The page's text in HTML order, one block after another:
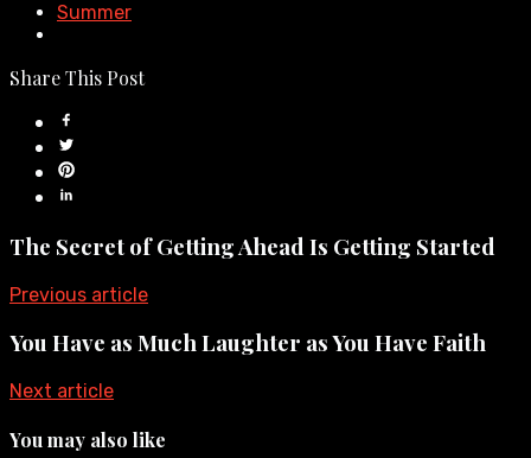
Summer
Share This Post
The Secret of Getting Ahead Is Getting Started
Previous article
You Have as Much Laughter as You Have Faith
Next article
You may also like